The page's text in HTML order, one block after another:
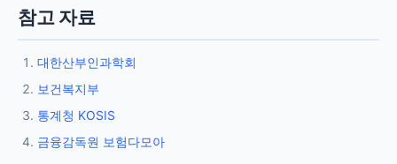
참고 자료
대한산부인과학회
보건복지부
통계청 KOSIS
금융감독원 보험다모아